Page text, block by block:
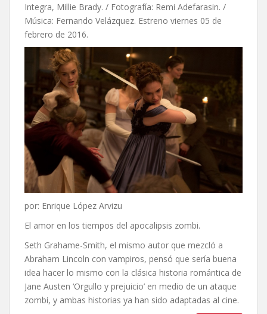
Integra, Millie Brady. / Fotografía: Remi Adefarasin. /
Música: Fernando Velázquez. Estreno viernes 05 de
febrero de 2016.
por: Enrique López Arvizu
El amor en los tiempos del apocalipsis zombi.
Seth Grahame-Smith, el mismo autor que mezcló a
Abraham Lincoln con vampiros, pensó que sería buena
idea hacer lo mismo con la clásica historia romántica de
Jane Austen ‘Orgullo y prejuicio’ en medio de un ataque
zombi, y ambas historias ya han sido adaptadas al cine.